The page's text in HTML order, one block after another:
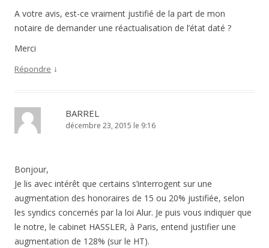
A votre avis, est-ce vraiment justifié de la part de mon
notaire de demander une réactualisation de l’état daté ?
Merci
Répondre ↓
BARREL
décembre 23, 2015 le 9:16
Bonjour,
Je lis avec intérêt que certains s’interrogent sur une
augmentation des honoraires de 15 ou 20% justifiée, selon
les syndics concernés par la loi Alur. Je puis vous indiquer que
le notre, le cabinet HASSLER, à Paris, entend justifier une
augmentation de 128% (sur le HT).